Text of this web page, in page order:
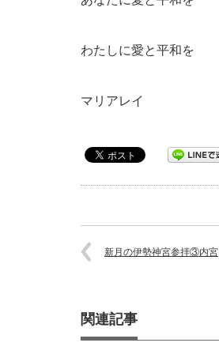
わたしに愛と平和を
マリアレイ
新月の伊勢神宮参拝③内宮
関連記事